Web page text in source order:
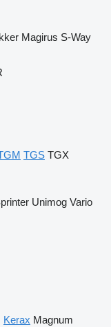
Magirus S-Way
TGS TGX
Unimog Vario
Kerax Magnum